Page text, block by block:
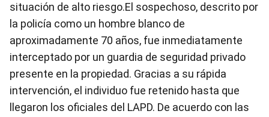
situación de alto riesgo.El sospechoso, descrito por
la policía como un hombre blanco de
aproximadamente 70 años, fue inmediatamente
interceptado por un guardia de seguridad privado
presente en la propiedad. Gracias a su rápida
intervención, el individuo fue retenido hasta que
llegaron los oficiales del LAPD. De acuerdo con las